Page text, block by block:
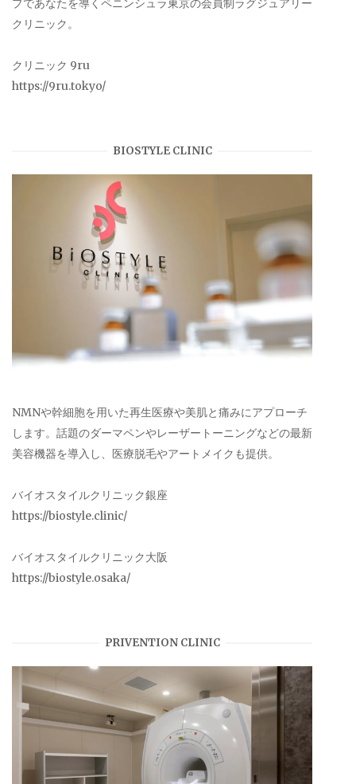
プであなたを導くペニンシュラ東京の会員制ラグジュアリー
クリニック。
クリニック 9ru
https://9ru.tokyo/
BIOSTYLE CLINIC
NMNや幹細胞を用いた再生医療や美肌と痛みにアプローチ
します。話題のダーマペンやレーザートーニングなどの最新
美容機器を導入し、医療脱毛やアートメイクも提供。
バイオスタイルクリニック銀座
https://biostyle.clinic/
バイオスタイルクリニック大阪
https://biostyle.osaka/
PRIVENTION CLINIC